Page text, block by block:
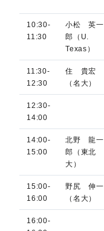
10:30-
11:30
小松 英一
郎（U.
Texas）
11:30-
12:30
住 貴宏
（名大）
12:30-
14:00
14:00-
15:00
北野 龍一
郎（東北
大）
15:00-
16:00
野尻 伸一
（名大）
16:00-